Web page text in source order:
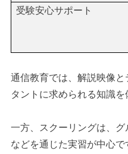
受験安心サポート
通信教育では、解説映像
タントに求められる知識を
一方、スクーリングは、
などを通じた実習が中心